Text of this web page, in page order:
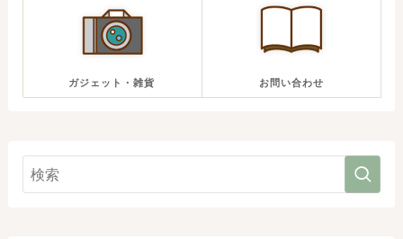
ガジェット・雑貨 お問い合わせ